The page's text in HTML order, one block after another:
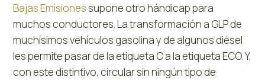
Bajas Emisionessupone otro hándicap para
muchos conductores. La transformación a GLP de
muchísimos vehículos gasolina y de algunos diésel
les permite pasar de la etiqueta C a la etiqueta ECO. Y,
con este distintivo, circular sin ningún tipo de